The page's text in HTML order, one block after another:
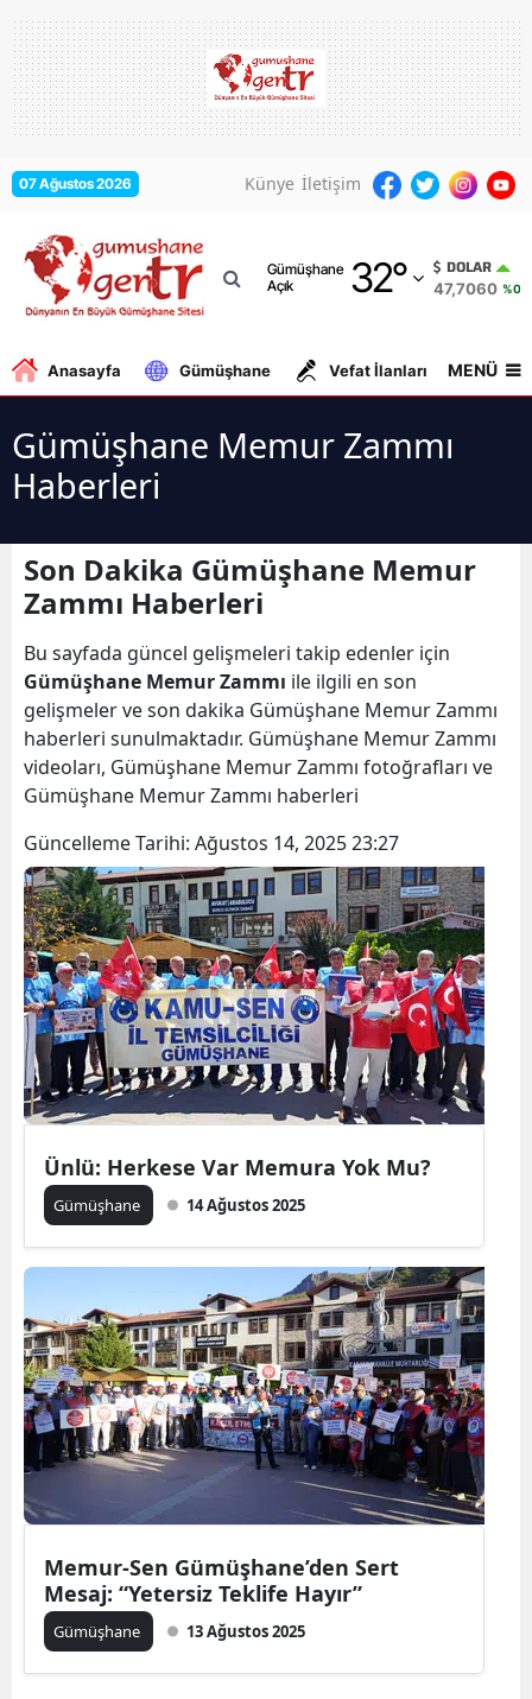
07 Ağustos 2026 Künye İletişim
Gümüşhane
Açık
32°
Adana
Adıyaman
Afyonkarahisar
Amasya
Antalya
Aydın
Bilecik
Bitlis
Bolu
Burdur
Bursa
Çanakkale
Çankırı
Çorum
Denizli
Diyarbakır
Edirne
Eskişehir
Gaziantep
Giresun
Gümüşhane
Hakkari
Hatay
Isparta
Mersin
İstanbul
DOLAR
47,7060
Anasayfa Gümüşhane Vefat İlanları MENÜ
Gümüşhane Memur Zammı
Haberleri
Son Dakika Gümüşhane Memur
Zammı Haberleri
Bu sayfada güncel gelişmeleri takip edenler için
Gümüşhane Memur Zammı ile ilgili en son
gelişmeler ve son dakika Gümüşhane Memur Zammı
haberleri sunulmaktadır. Gümüşhane Memur Zammı
videoları, Gümüşhane Memur Zammı fotoğrafları ve
Gümüşhane Memur Zammı haberleri
Güncelleme Tarihi: Ağustos 14, 2025 23:27
Ünlü: Herkese Var Memura Yok Mu?
Gümüşhane 14 Ağustos 2025
Memur-Sen Gümüşhane’den Sert
Mesaj: “Yetersiz Teklife Hayır”
Gümüşhane 13 Ağustos 2025